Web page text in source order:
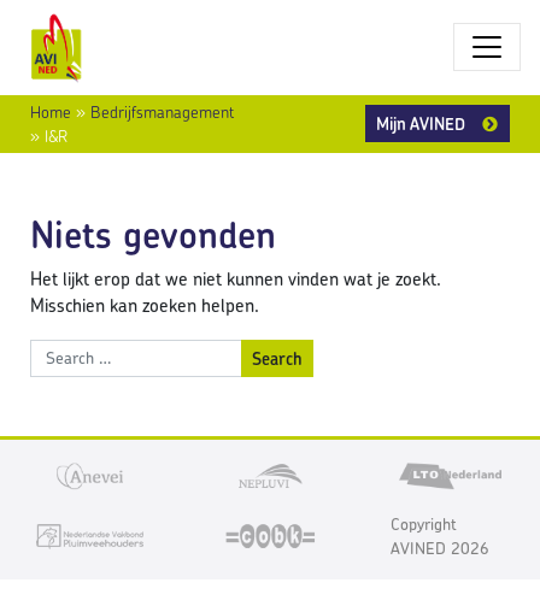
Home » Bedrijfsmanagement
» I&R
Mijn AVINED
Niets gevonden
Het lijkt erop dat we niet kunnen vinden wat je zoekt.
Misschien kan zoeken helpen.
Search
Copyright
AVINED 2026